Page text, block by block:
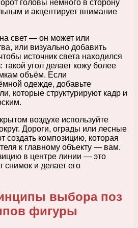
головы немного в сторону
и акцентирует внимание
свет — он может или
или визуально добавить
источник света находился
угол делает кожу более
объём. Если
одежде, добавьте
которые структурируют кадр и
воздухе используйте
Дороги, ограды или лесные
создать композицию, которая
к главному объекту — вам.
в центре линии — это
и делает его
выбора поз
фигуры